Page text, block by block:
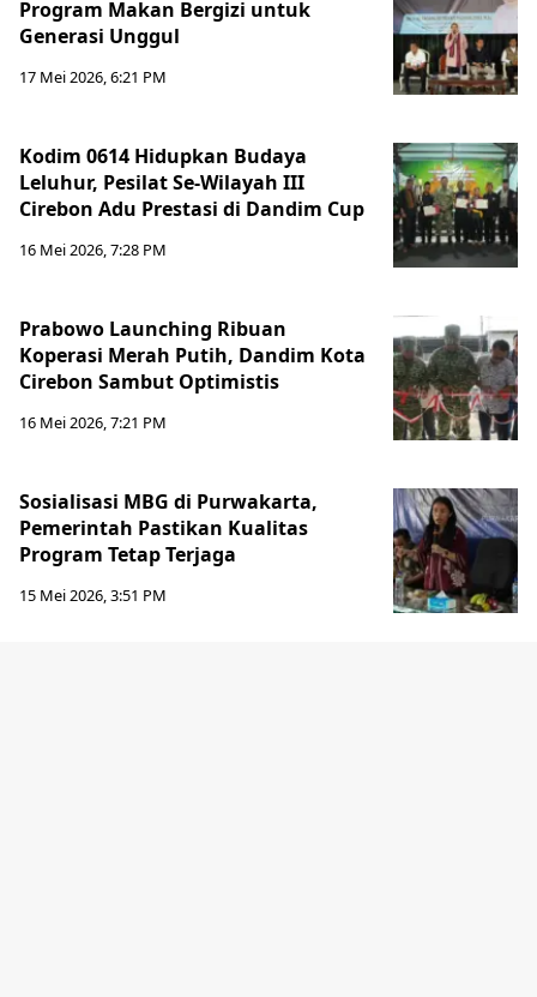
Program Makan Bergizi untuk
Generasi Unggul
17 Mei 2026, 6:21 PM
Kodim 0614 Hidupkan Budaya
Leluhur, Pesilat Se-Wilayah III
Cirebon Adu Prestasi di Dandim Cup
16 Mei 2026, 7:28 PM
Prabowo Launching Ribuan
Koperasi Merah Putih, Dandim Kota
Cirebon Sambut Optimistis
16 Mei 2026, 7:21 PM
Sosialisasi MBG di Purwakarta,
Pemerintah Pastikan Kualitas
Program Tetap Terjaga
15 Mei 2026, 3:51 PM